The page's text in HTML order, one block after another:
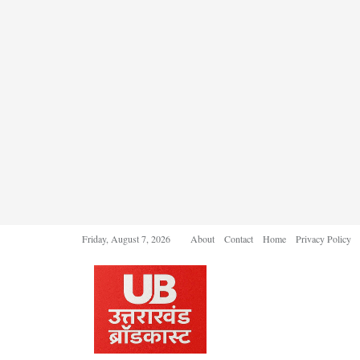
Friday, August 7, 2026 About Contact Home Privacy Policy